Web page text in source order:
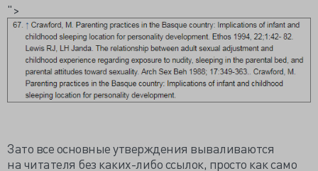
">
Зато все основные утверждения вываливаются
на читателя без каких-либо ссылок, просто как само